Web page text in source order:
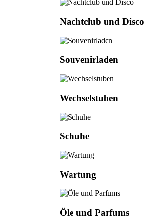
Nachtclub und Disco
Souvenirladen
Wechselstuben
Schuhe
Wartung
Öle und Parfums